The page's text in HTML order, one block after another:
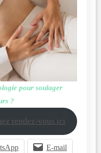
pour soulager
?
rendez-vous ici
E-mail